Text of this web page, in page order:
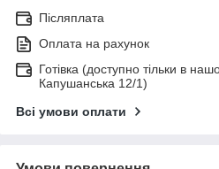
Післяплата
Оплата на рахунок
Готівка (доступно тільки в
Капушанська 12/1)
Всі умови оплати